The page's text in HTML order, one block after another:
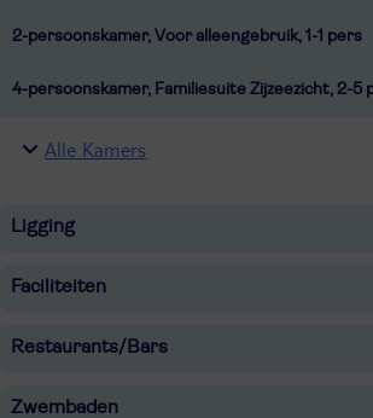
2-persoonskamer, Voor alleengebruik, 1-1 pers
4-persoonskamer, Familiesuite Zijzeezicht, 2-5
Alle Kamers
Ligging
Faciliteiten
Restaurants/Bars
Zwembaden